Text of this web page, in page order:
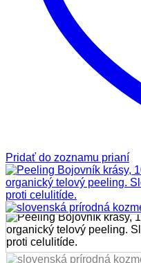
Pridať do zoznamu prianí